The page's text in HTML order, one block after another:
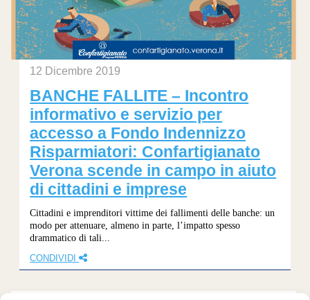
12 Dicembre 2019
BANCHE FALLITE – Incontro
informativo e servizio per
accesso a Fondo Indennizzo
Risparmiatori: Confartigianato
Verona scende in campo in aiuto
di cittadini e imprese
Cittadini e imprenditori vittime dei fallimenti delle banche: un
modo per attenuare, almeno in parte, l’impatto spesso
drammatico di tali...
CONDIVIDI